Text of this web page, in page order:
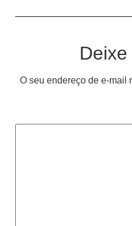
O seu endereço de e-mail